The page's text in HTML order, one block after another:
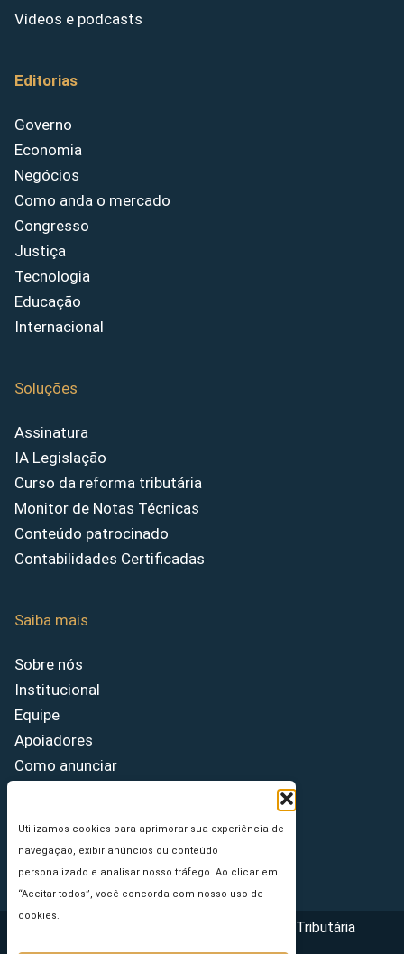
Utilizamos cookies para aprimorar sua experiência de
navegação, exibir anúncios ou conteúdo
personalizado e analisar nosso tráfego. Ao clicar em
“Aceitar todos”, você concorda com nosso uso de
cookies.
Vídeos e podcasts
Editorias
Governo
Economia
Negócios
Como anda o mercado
Congresso
Justiça
Tecnologia
Educação
Internacional
Soluções
Assinatura
IA Legislação
Curso da reforma tributária
Monitor de Notas Técnicas
Conteúdo patrocinado
Contabilidades Certificadas
Saiba mais
Sobre nós
Institucional
Equipe
Apoiadores
Como anunciar
Princípios Editoriais
Copyright © 2026 - Portal da Reforma Tributária